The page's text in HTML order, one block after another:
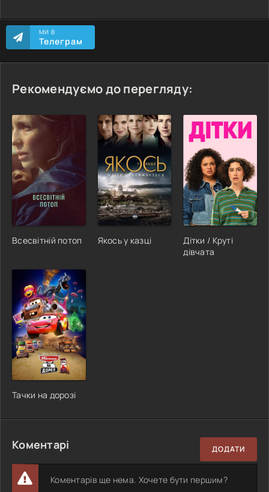
МИ В
Телеграм
Рекомендуємо до перегляду:
Всесвітній потоп Якось у казці
Дітки / Круті
дівчата
Тачки на дорозі
Коментарі ДОДАТИ
Коментарів ще нема. Хочете бути першим?